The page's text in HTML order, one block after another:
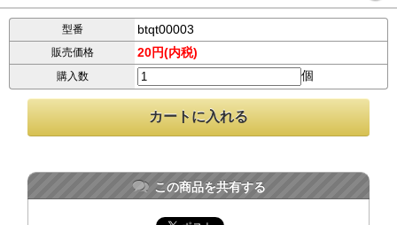
型番 btqt00003
販売価格 20円(内税)
購入数 個
この商品を共有する